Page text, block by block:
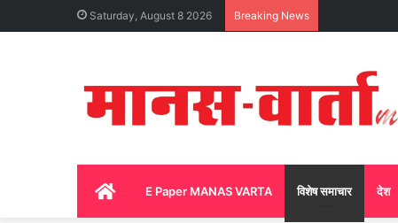
Saturday, August 8 2026 Breaking News
HomeE Paper MANAS VARTA विशेष समाचार देश